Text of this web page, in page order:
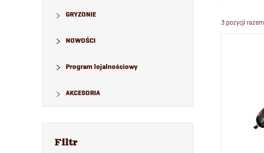
GRYZONIE
NOWOŚCI
Program lojalnościowy
AKCESORIA
r
3 pozycji razem